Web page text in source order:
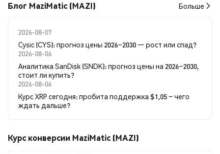
Блог MaziMatic (MAZI) Больше
2026-08-07
Cysic (CYS): прогноз цены 2026–2030 — рост или спад?
2026-08-06
Аналитика SanDisk (SNDK): прогноз цены на 2026–2030,
стоит ли купить?
2026-08-06
Курс XRP сегодня: пробита поддержка $1,05 – чего
ждать дальше?
Курс конверсии MaziMatic (MAZI)